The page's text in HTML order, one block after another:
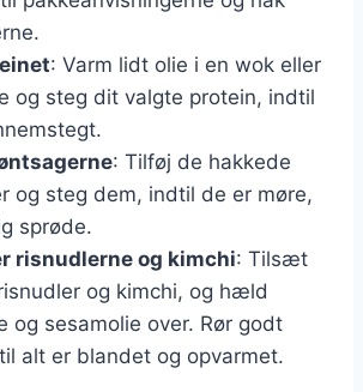
: Varm lidt olie i en wok eller
og steg dit valgte protein, indtil
: Tilføj de hakkede
og steg dem, indtil de er møre,
sprøde.
risnudlerne og kimchi: Tilsæt
og kimchi, og hæld
og sesamolie over. Rør godt
alt er blandet og opvarmet.